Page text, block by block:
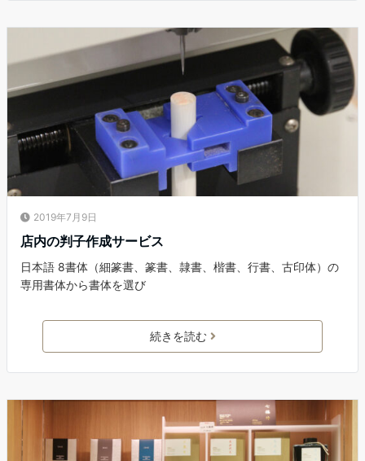
2019年7月9日
店内の判子作成サービス
日本語 8書体（細篆書、篆書、隷書、楷書、行書、古印体）の
専用書体から書体を選び
続きを読む